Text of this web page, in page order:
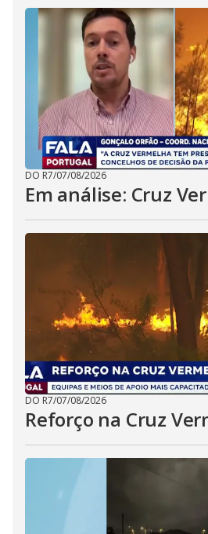
DO R7/07/08/2026
Em análise: Cruz
DO R7/07/08/2026
Reforço na Cruz